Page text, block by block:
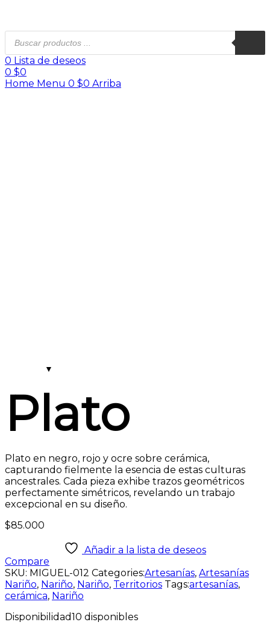
0 Lista de deseos
0 $0
Home Menu 0 $0 Arriba
Plato
Plato en negro, rojo y ocre sobre cerámica,
capturando fielmente la esencia de estas culturas
ancestrales. Cada pieza exhibe trazos geométricos
perfectamente simétricos, revelando un trabajo
excepcional en su diseño.
$85.000
Añadir a la lista de deseos
Compare
SKU: MIGUEL-012 Categories:Artesanías, Artesanías
Nariño, Nariño, Nariño, Territorios Tags:artesanías,
cerámica, Nariño
Disponibilidad10 disponibles